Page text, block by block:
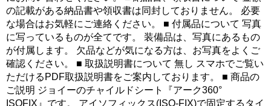
の記載がある納品書や領収書は同封しておりません。 必要
な場合はお気軽にご連絡ください。 ■ 付属品について 写真
に写っているものが全てです。 装備品は、写真にあるもの
が付属します。 欠品などが気になる方は、お写真をよくご
確認ください。 ■ 取扱説明書について 無し スマホでご覧い
ただけるPDF取扱説明書をご案内しております。 ■ 商品の
ご説明 ジョイーのチャイルドシート『アーク360°
ISOFIX』です。 アイソフィックス(ISO-FIX)で固定するタイ